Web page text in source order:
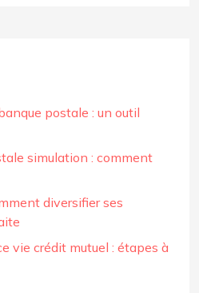
postale : un outil
simulation : comment
diversifier ses
vie crédit mutuel : étapes à